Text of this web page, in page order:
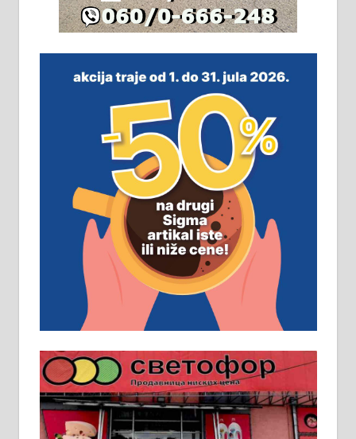
незавршена кућа површине 160
м2 са плацем од 8 ари у Зеленом
виру у Алексинцу. Могућа
замена. 064/21-63-584
ПОСЛОВНИ ОГЛАСИ
Рудник и флотација Рудник
д.о.о. Рудник запошљава 20
помоћника рудара. Услови:
Основна школа, пожељно радно
искуство на истим и сличним
пословима, али не и неопходан
услов. Обезбеђен смештај,
превоз, исхрана. 032/57-41-122 –
локал 22
Пружам услуге завршних радова
у грађевини, хидроизолације и
молерских радова. 061/25-28-058